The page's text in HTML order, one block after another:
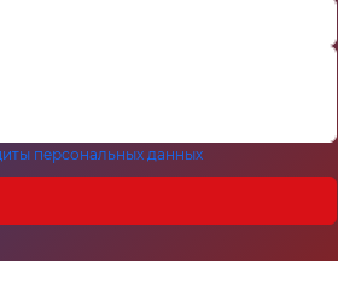
персональных данных